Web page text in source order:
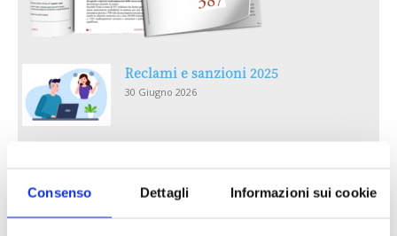
Consenso Dettagli Informazioni sui cookie
Reclami e sanzioni 2025
30 Giugno 2026
30 Giugno 2026